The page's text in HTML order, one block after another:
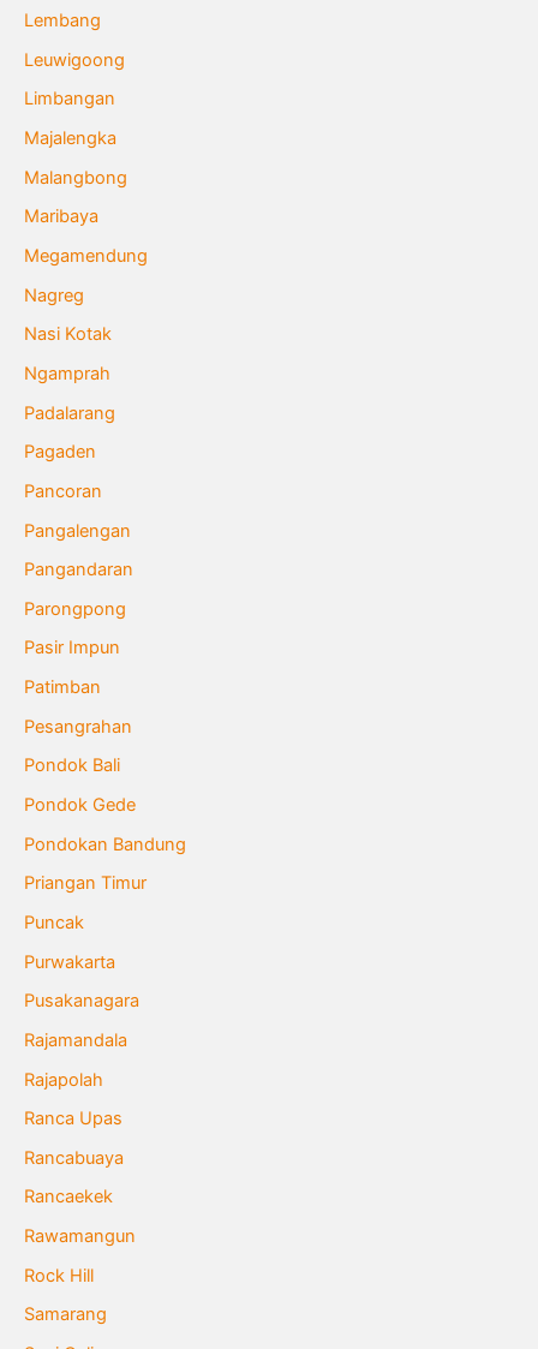
Lembang
Leuwigoong
Limbangan
Majalengka
Malangbong
Maribaya
Megamendung
Nagreg
Nasi Kotak
Ngamprah
Padalarang
Pagaden
Pancoran
Pangalengan
Pangandaran
Parongpong
Pasir Impun
Patimban
Pesangrahan
Pondok Bali
Pondok Gede
Pondokan Bandung
Priangan Timur
Puncak
Purwakarta
Pusakanagara
Rajamandala
Rajapolah
Ranca Upas
Rancabuaya
Rancaekek
Rawamangun
Rock Hill
Samarang